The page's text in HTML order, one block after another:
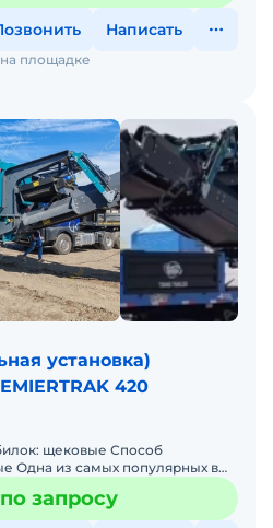
Написать
на площадке
установка)
420
щековые Способ
Одна из самых популярных в
POWERSCREEN
запросу